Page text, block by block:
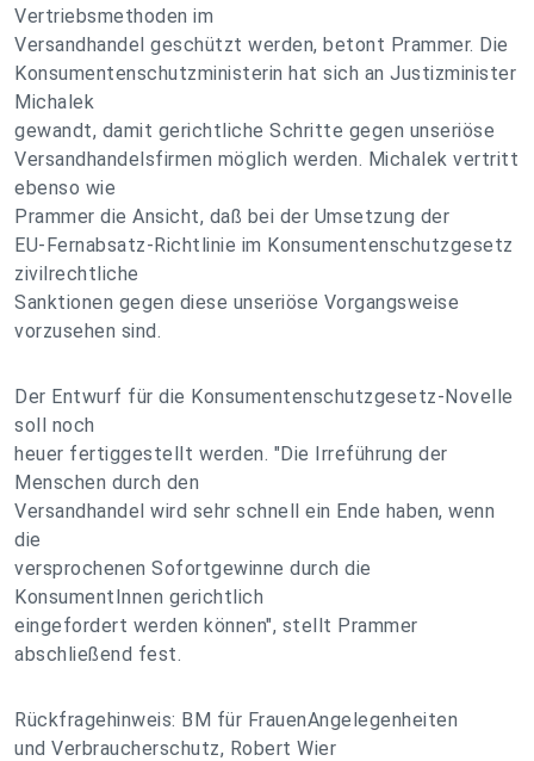
Vertriebsmethoden im
Versandhandel geschützt werden, betont Prammer. Die
Konsumentenschutzministerin hat sich an Justizminister
Michalek
gewandt, damit gerichtliche Schritte gegen unseriöse
Versandhandelsfirmen möglich werden. Michalek vertritt
ebenso wie
Prammer die Ansicht, daß bei der Umsetzung der
EU-Fernabsatz-Richtlinie im Konsumentenschutzgesetz
zivilrechtliche
Sanktionen gegen diese unseriöse Vorgangsweise
vorzusehen sind.
Der Entwurf für die Konsumentenschutzgesetz-Novelle
soll noch
heuer fertiggestellt werden. "Die Irreführung der
Menschen durch den
Versandhandel wird sehr schnell ein Ende haben, wenn
die
versprochenen Sofortgewinne durch die
KonsumentInnen gerichtlich
eingefordert werden können", stellt Prammer
abschließend fest.
Rückfragehinweis: BM für FrauenAngelegenheiten
und Verbraucherschutz, Robert Wier